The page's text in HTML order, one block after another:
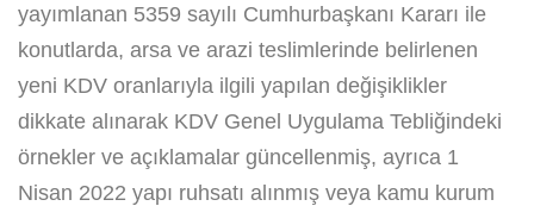
yayımlanan 5359 sayılı Cumhurbaşkanı Kararı ile
konutlarda, arsa ve arazi teslimlerinde belirlenen
yeni KDV oranlarıyla ilgili yapılan değişiklikler
dikkate alınarak KDV Genel Uygulama Tebliğindeki
örnekler ve açıklamalar güncellenmiş, ayrıca 1
Nisan 2022 yapı ruhsatı alınmış veya kamu kurum